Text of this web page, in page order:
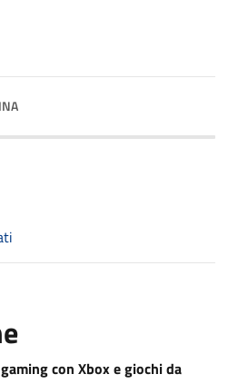
con Xbox e giochi da